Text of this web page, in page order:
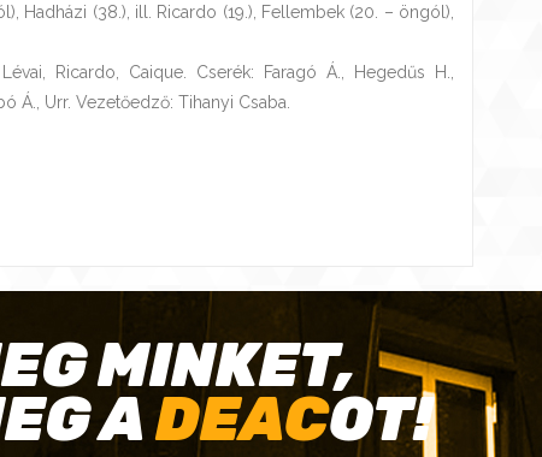
Hadházi (38.), ill. Ricardo (19.), Fellembek (20. – öngól),
Ricardo, Caique. Cserék: Faragó Á., Hegedűs H.,
Á., Urr. Vezetőedző: Tihanyi Csaba.
MINKET,
ADEACOT!